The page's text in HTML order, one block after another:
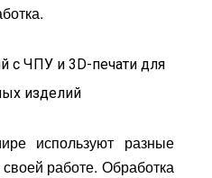
с ЧПУ и 3D-печати для
изделий
используют разные
работе. Обработка